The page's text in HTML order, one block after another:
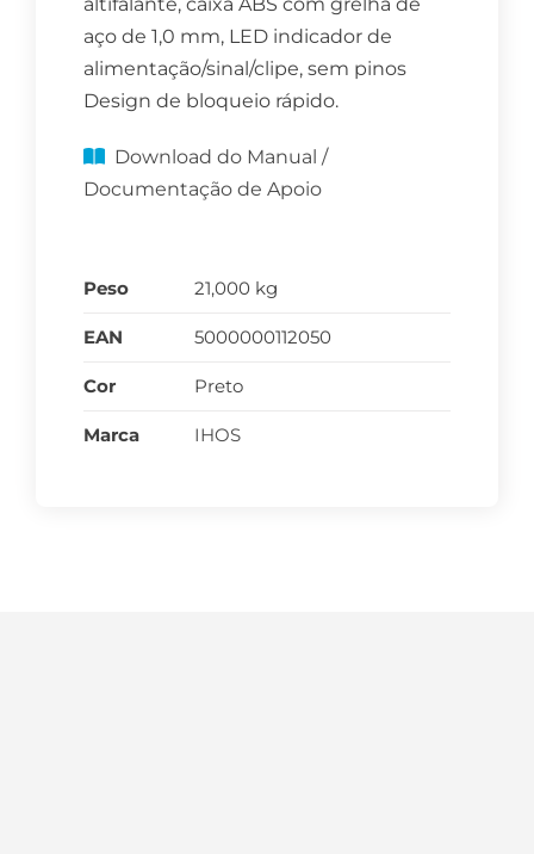
aço de 1,0 mm, LED indicador de
alimentação/sinal/clipe, sem pinos
Design de bloqueio rápido.
Download do Manual /
Documentação de Apoio
Peso 21,000 kg
EAN 5000000112050
Cor Preto
Marca IHOS